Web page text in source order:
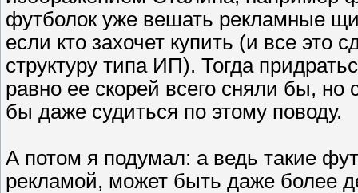
футболок уже вешать рекламные
если кто захочет купить (и все это
структуру типа ИП). Тогда
равно ее скорей всего сняли бы,
бы даже судиться по этому поводу.
А потом я подумал: а ведь такие
рекламой, может быть даже более